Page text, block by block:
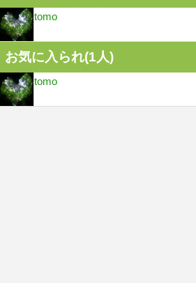
tomo
お気に入られ(1人)
tomo